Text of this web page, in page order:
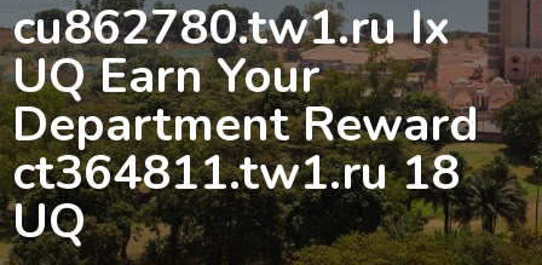
cu862780.tw1.ru Ix
UQ Earn Your
Department Reward
ct364811.tw1.ru 18
UQ